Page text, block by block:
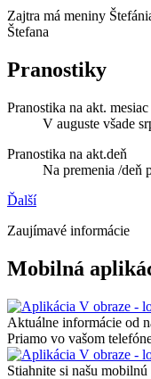
Zajtra má meniny
Štefana
Pranostiky
Pranostika na akt. mesiac
V auguste všade
Pranostika na akt.deň
Na premenia /deň
Ďalší
Zaujímavé informácie
Mobilná
Aktuálne informácie od
Priamo vo vašom
Stiahnite si našu